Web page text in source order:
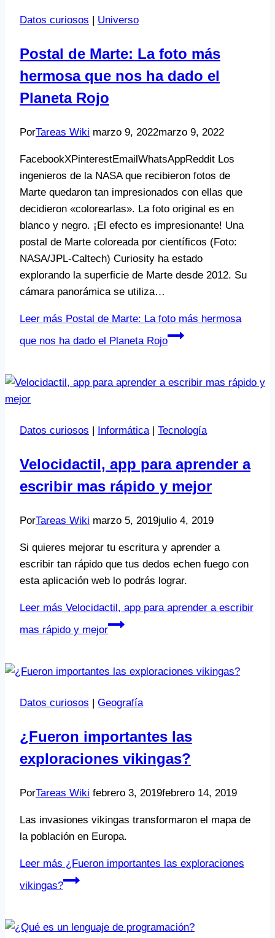
Datos curiosos | Universo
Postal de Marte: La foto más
hermosa que nos ha dado el
Planeta Rojo
PorTareas Wiki marzo 9, 2022marzo 9, 2022
FacebookXPinterestEmailWhatsAppReddit Los
ingenieros de la NASA que recibieron fotos de
Marte quedaron tan impresionados con ellas que
decidieron «colorearlas». La foto original es en
blanco y negro. ¡El efecto es impresionante! Una
postal de Marte coloreada por científicos (Foto:
NASA/JPL-Caltech) Curiosity ha estado
explorando la superficie de Marte desde 2012. Su
cámara panorámica se utiliza…
Leer más Postal de Marte: La foto más hermosa
que nos ha dado el Planeta Rojo
Datos curiosos | Informática| Tecnología
Velocidactil, app para aprender a
escribir mas rápido y mejor
PorTareas Wiki marzo 5, 2019julio 4, 2019
Si quieres mejorar tu escritura y aprender a
escribir tan rápido que tus dedos echen fuego con
esta aplicación web lo podrás lograr.
Leer más Velocidactil, app para aprender a escribir
mas rápido y mejor
Datos curiosos | Geografía
¿Fueron importantes las
exploraciones vikingas?
PorTareas Wiki febrero 3, 2019febrero 14, 2019
Las invasiones vikingas transformaron el mapa de
la población en Europa.
Leer más ¿Fueron importantes las exploraciones
vikingas?